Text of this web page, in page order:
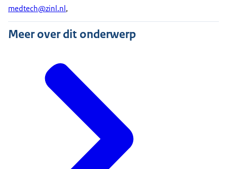
medtech@zinl.nl ,
Meer over dit onderwerp